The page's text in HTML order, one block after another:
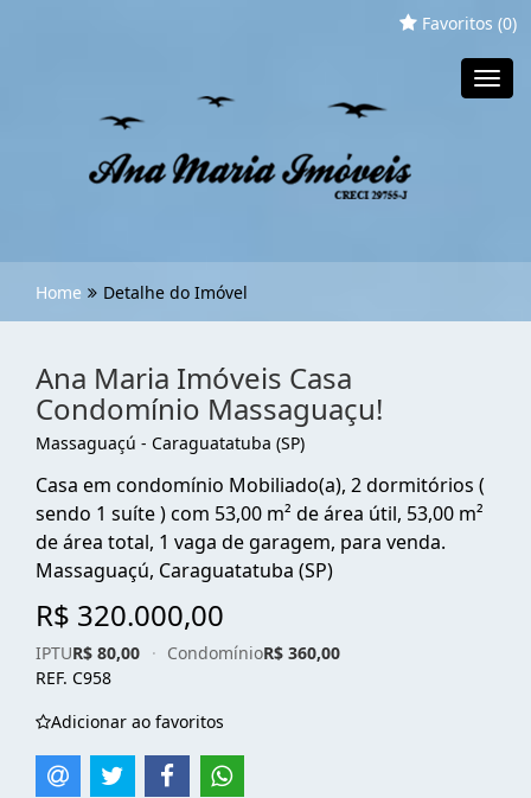
Favoritos (0)
Home Detalhe do Imóvel
Ana Maria Imóveis Casa
Condomínio Massaguaçu!
Massaguaçú - Caraguatatuba (SP)
Casa em condomínio Mobiliado(a), 2 dormitórios (
sendo 1 suíte ) com 53,00 m² de área útil, 53,00 m²
de área total, 1 vaga de garagem, para venda.
Massaguaçú, Caraguatatuba (SP)
R$ 320.000,00
IPTUR$ 80,00 · CondomínioR$ 360,00
REF. C958
Adicionar ao favoritos